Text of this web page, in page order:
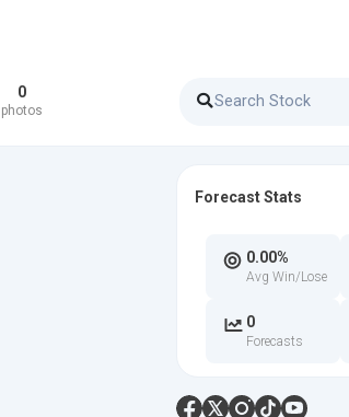
0
photos
Forecast Stats
0.00%
Avg Win/Lose
0
Forecasts